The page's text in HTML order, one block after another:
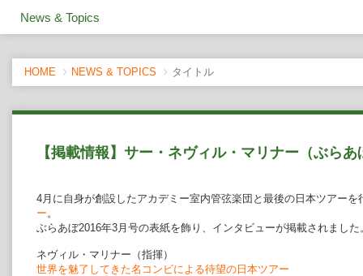
News & Topics
HOME NEWS & TOPICS タイトル
【掲載情報】サー・ネヴィル・マリナー（ぶらあ
4月に自身が創設したアカデミー室内管弦楽団と最後の日本ツアーを
ー。
ぶらあぼ2016年3月号の表紙を飾り、インタビューが掲載されました
ネヴィル・マリナー（指揮）
世界を魅了してきた名コンビによる待望の日本ツアー